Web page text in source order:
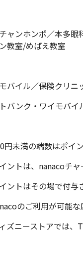
ャンホンポ／本多
教室/めばえ教室
バイル／保険クリニ
バンク・ワイモバ
未満の端数はポイ
ントは、nanacoチャ
ントはその場で付与
のご利用が可能な
ズニーストアでは、